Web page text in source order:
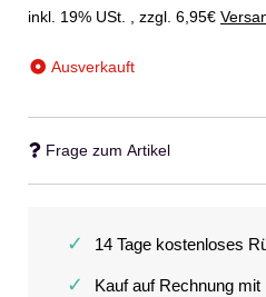
inkl. 19% USt. , zzgl. 6,95€
Ausverkauft
Frage zum Artikel
✓ 14 Tage kostenloses
✓ Kauf auf Rechnung mit